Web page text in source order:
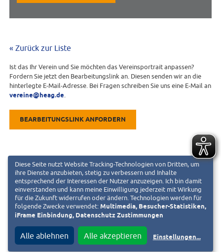
« Zurück zur Liste
Ist das Ihr Verein und Sie möchten das Vereinsportrait anpassen?
Fordern Sie jetzt den Bearbeitungslink an. Diesen senden wir an die
hinterlegte E-Mail-Adresse. Bei Fragen schreiben Sie uns eine E-Mail an
vereine@heag.de
BEARBEITUNGSLINK ANFORDERN
Diese Seite nutzt Website Tracking-Technologien von Dritten, um
ihre Dienste anzubieten, stetig zu verbessern und Inhalte
entsprechend der Interessen der Nutzer anzuzeigen. Ich bin damit
einverstanden und kann meine Einwilligung jederzeit mit Wirkung
für die Zukunft widerrufen oder ändern. Technologien werden für
folgende Zwecke verwendet: Multimedia, Besucher-Statistiken,
iFrame Einbindung, Datenschutz Zustimmungen
Alle ablehnen Alle akzeptieren Einstellungen...